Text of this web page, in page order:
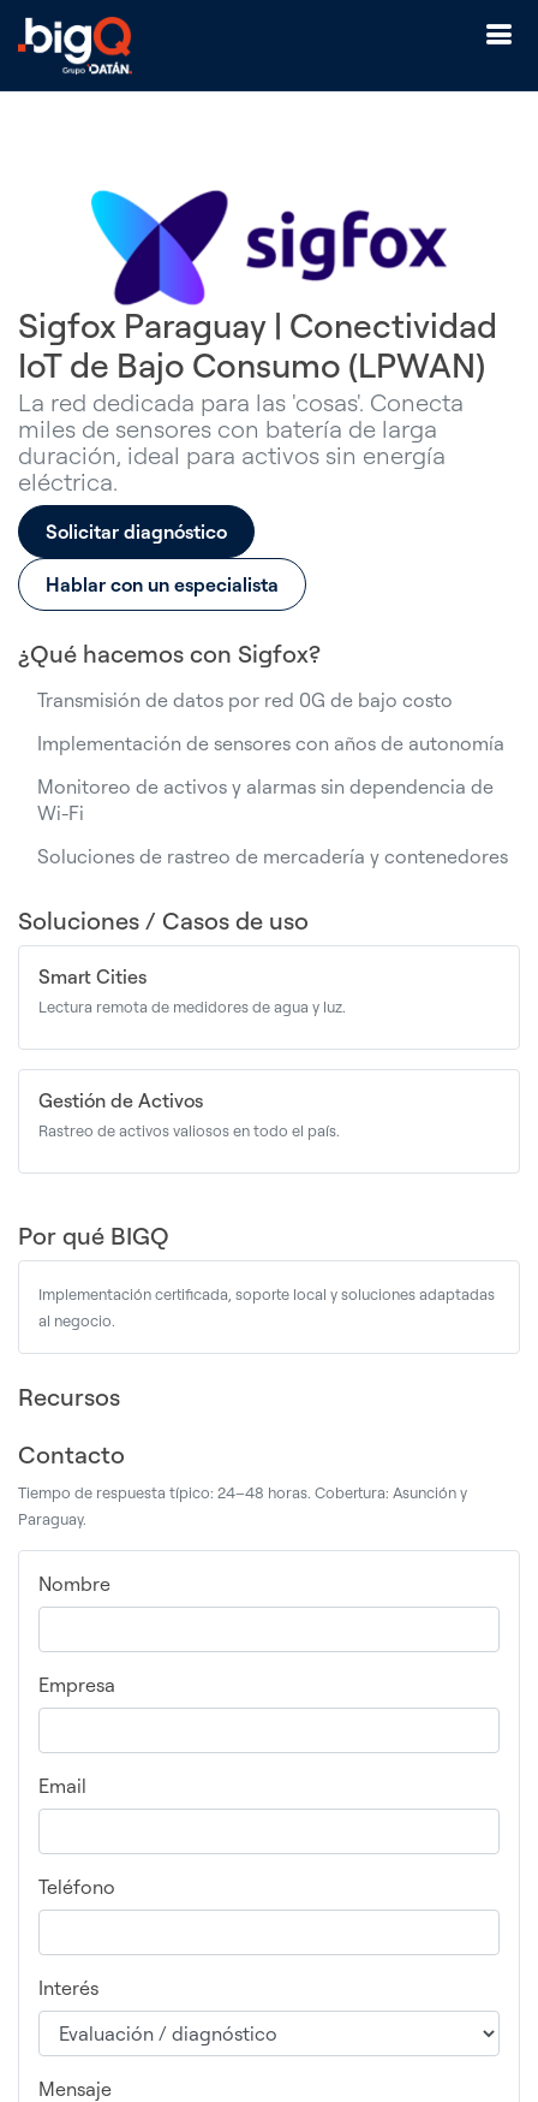
Sigfox Paraguay | Conectividad
IoT de Bajo Consumo (LPWAN)
La red dedicada para las 'cosas'. Conecta
miles de sensores con batería de larga
duración, ideal para activos sin energía
eléctrica.
Solicitar diagnóstico
Hablar con un especialista
¿Qué hacemos con Sigfox?
Transmisión de datos por red 0G de bajo costo
Implementación de sensores con años de autonomía
Monitoreo de activos y alarmas sin dependencia de
Wi-Fi
Soluciones de rastreo de mercadería y contenedores
Soluciones / Casos de uso
Smart Cities
Lectura remota de medidores de agua y luz.
Gestión de Activos
Rastreo de activos valiosos en todo el país.
Por qué BIGQ
Implementación certificada, soporte local y soluciones adaptadas
al negocio.
Recursos
Contacto
Tiempo de respuesta típico: 24–48 horas. Cobertura: Asunción y
Paraguay.
Nombre
Empresa
Email
Teléfono
Interés
Mensaje